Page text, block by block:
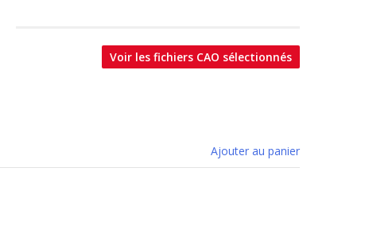
Voir les fichiers CAO sélectionnés
Ajouter au panier